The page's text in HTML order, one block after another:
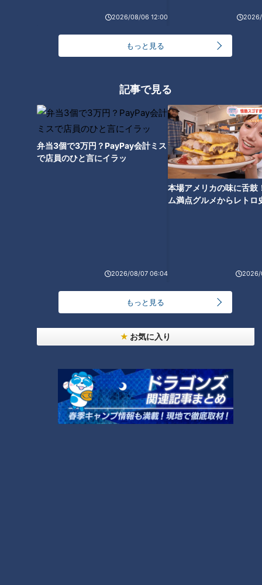
2026/08/06 12:00
もっと見る
記事で見る
弁当3個で3万円？PayPay会計ミス
で店員のひと言にイラッ
2026/08/07 06:04
本場アメリカの味に舌鼓
ム満点グルメからレトロ
2026/
もっと見る
お気に入り
CBCテレビ『チャント！』よしお兄さんのもっと”みえ”推し
稚魚のお世話は毎日欠かせません。エサやりはもちろん、健康
に育つための環境づくりも重要です。水槽の掃除は、パイプと
ホースがつながった道具でサイホンの原理を利用。水槽の底に
（田中さん）
「このくらいの大きさになったら（魚は）逃げていきます」
毎日の地道な作業の積み重ねが、やがては海の恵みとなって私
エサの「プランクトン」や卵を産む「親魚」も育
てる！？